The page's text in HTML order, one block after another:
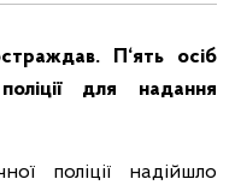
П‘ять осіб
для надання
поліції надійшло